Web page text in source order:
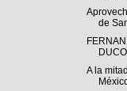
de
A la